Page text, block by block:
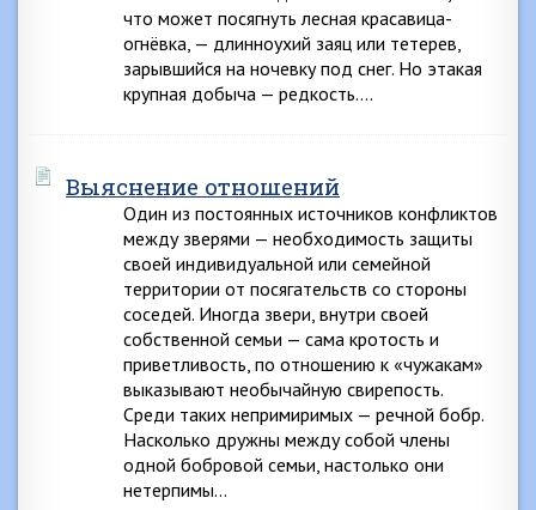
что может посягнуть лесная красавица-
огнёвка, — длинноухий заяц или тетерев,
зарывшийся на ночевку под снег. Но этакая
крупная добыча — редкость….
Выяснение отношений
Один из постоянных источников конфликтов
между зверями — необходимость защиты
своей индивидуальной или семейной
территории от посягательств со стороны
соседей. Иногда звери, внутри своей
собственной семьи — сама кротость и
приветливость, по отношению к «чужакам»
выказывают необычайную свирепость.
Среди таких непримиримых — речной бобр.
Насколько дружны между собой члены
одной бобровой семьи, настолько они
нетерпимы…